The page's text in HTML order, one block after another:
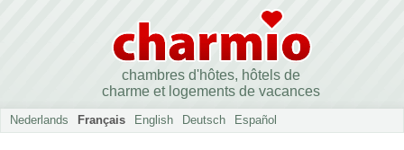
chambres d'hôtes, hôtels de
charme et logements de vacances
Nederlands Français English Deutsch Español